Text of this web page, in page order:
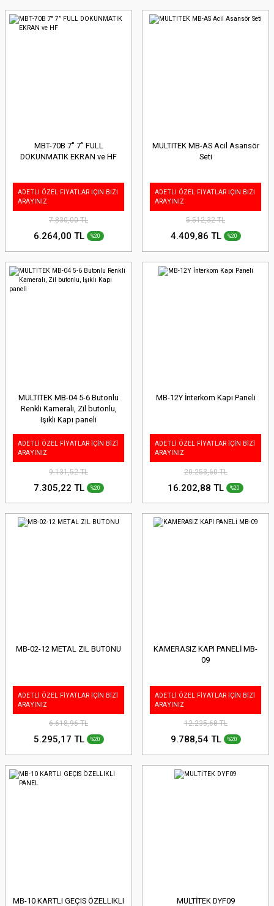
MBT-70B 7'' 7” FULL
DOKUNMATIK EKRAN ve HF
ADETLİ ÖZEL FİYATLAR İÇİN BİZİ
ARAYINIZ
7.830,00 TL
6.264,00 TL %20
MULTITEK MB-AS Acil Asansör
Seti
ADETLİ ÖZEL FİYATLAR İÇİN BİZİ
ARAYINIZ
5.512,32 TL
4.409,86 TL %20
MULTITEK MB-04 5-6 Butonlu
Renkli Kameralı, Zil butonlu,
Işıklı Kapı paneli
ADETLİ ÖZEL FİYATLAR İÇİN BİZİ
ARAYINIZ
9.131,52 TL
7.305,22 TL %20
MB-12Y İnterkom Kapı Paneli
ADETLİ ÖZEL FİYATLAR İÇİN BİZİ
ARAYINIZ
20.253,60 TL
16.202,88 TL %20
MB-02-12 METAL ZIL BUTONU
ADETLİ ÖZEL FİYATLAR İÇİN BİZİ
ARAYINIZ
6.618,96 TL
5.295,17 TL %20
KAMERASIZ KAPI PANELİ MB-
09
ADETLİ ÖZEL FİYATLAR İÇİN BİZİ
ARAYINIZ
12.235,68 TL
9.788,54 TL %20
MB-10 KARTLI GEÇIS ÖZELLIKLI
MULTİTEK DYF09